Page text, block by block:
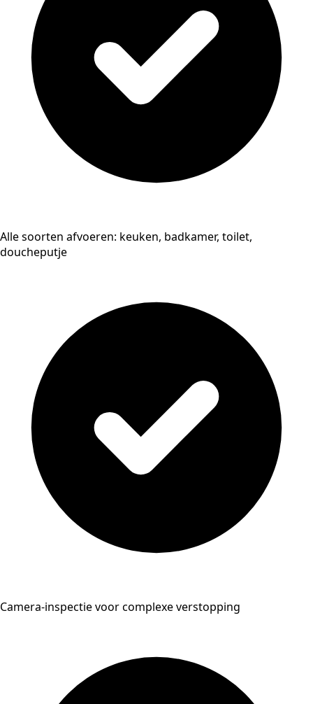
Alle soorten afvoeren: keuken, badkamer, toilet,
doucheputje
Camera-inspectie voor complexe verstopping